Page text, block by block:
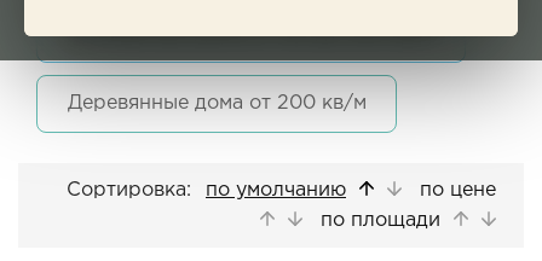
Деревянные дома от 150 до 200 кв/м
Деревянные дома от 200 кв/м
Сортировка: по умолчанию
по цене
по площади